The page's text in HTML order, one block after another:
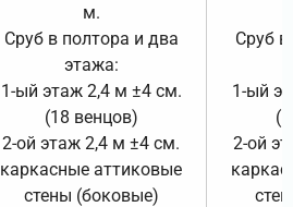
м.
Сруб в полтора и два
этажа:
1-ый этаж 2,4 м ±4 см.
(18 венцов)
2-ой этаж 2,4 м ±4 см.
каркасные аттиковые
стены (боковые)
Сруб
1-ый
2-ой